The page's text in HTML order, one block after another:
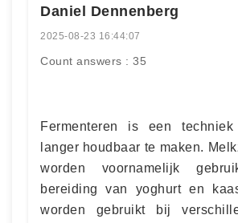
Daniel Dennenberg
2025-08-23 16:44:07
Count answers : 35
Fermenteren is een
langer houdbaar te maken.
worden voornamelijk
bereiding van yoghurt en
worden gebruikt bij